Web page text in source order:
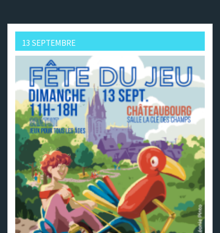
13 SEPTEMBRE